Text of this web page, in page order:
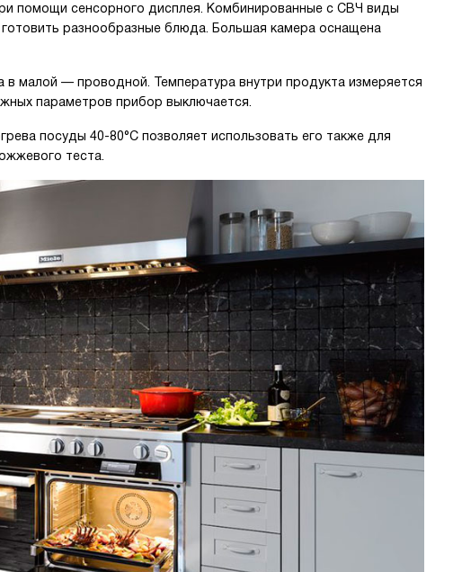
помощи сенсорного дисплея. Комбинированные с СВЧ виды
разнообразные блюда. Большая камера оснащена
малой — проводной. Температура внутри продукта измеряется
параметров прибор выключается.
посуды 40-80°С позволяет использовать его также для
теста.